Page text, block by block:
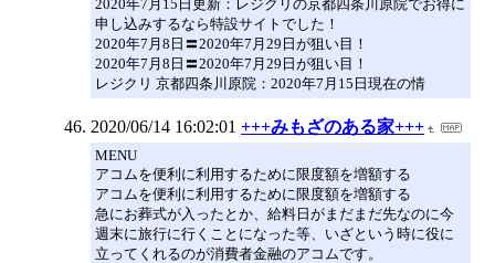
2020年7月15日更新：レジクリの京都四条川原院でお得に
申し込みするなら特設サイトでした！
2020年7月8日〓2020年7月29日が狙い目！
2020年7月8日〓2020年7月29日が狙い目！
レジクリ 京都四条川原院：2020年7月15日現在の情
2020/06/14 16:02:01 +++みもざのある家+++
MENU
アコムを便利に利用するために限度額を増額する
アコムを便利に利用するために限度額を増額する
急にお葬式が入ったとか、給料日がまだまだ先なのに今
週末に旅行に行くことになった等、いざという時に役に
立ってくれるのが消費者金融のアコムです。